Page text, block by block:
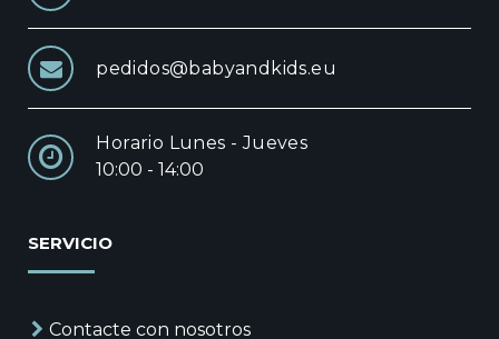
pedidos@babyandkids.eu
Horario Lunes - Jueves
10:00 - 14:00
SERVICIO
Contacte con nosotros